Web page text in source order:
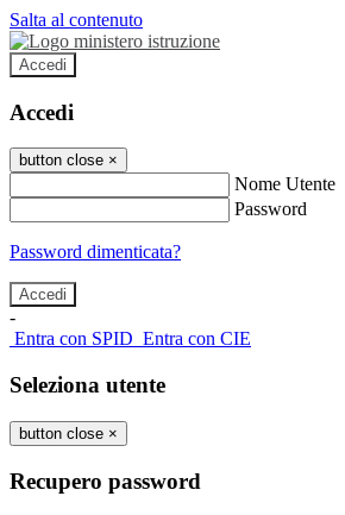
Salta al contenuto
Accedi
Accedi
button close ×
Nome Utente
Password
Password dimenticata?
-
Entra con SPID Entra con CIE
Seleziona utente
button close ×
Recupero password